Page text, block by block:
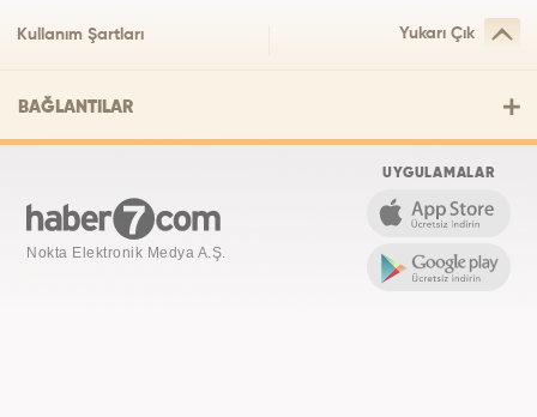
Kullanım Şartları Yukarı Çık
BAĞLANTILAR
Nokta Elektronik Medya A.Ş.
UYGULAMALAR